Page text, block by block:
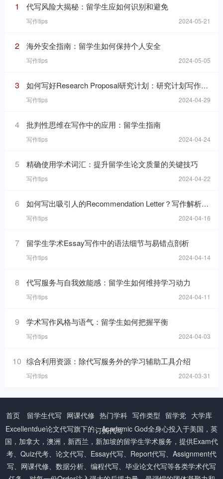
1 代写风险大揭秘：留学生应如何识别和避免
写作tips 2024-05-21
2 海外安全指南：留学生如何保持个人安全
写作tips 2024-05-05
3 如何写好Research Proposal研究计划：研究计划写作的七个要素
写作tips 2024-04-29
4 批判性思维在写作中的应用：留学生指南
写作tips 2024-04-24
5 精确使用学术词汇：提升留学生论文质量的关键技巧
写作tips 2024-04-22
6 如何写出吸引人的Recommendation Letter？写作解析与技巧！
写作tips 2024-04-16
7 留学生学术Essay写作中的语法细节与易错点剖析
写作tips 2024-04-14
8 代写服务与自我效能感：留学生如何维持学习动力
写作tips 2024-04-11
9 学术写作风格与语气：留学生如何把握平衡
写作tips 2024-04-03
10 综合利用资源：除代写服务外的学习辅助工具介绍
写作tips 2024-03-31
首页 留学生代写 网课代修 热门学科 写作类型 留学党 大学库
订购代写
Excellentdue论文代写旗下的：Academic God全身心投入于美国，英
国，加拿大，澳洲，新西兰，新加坡的留学生学术服务，提供Exam代
考、Quiz代考、论文代写、Essay代写、Report代写、Assignment代
写、网课代修、数据分析、编程代写、毕业论文代写等各类学术代写